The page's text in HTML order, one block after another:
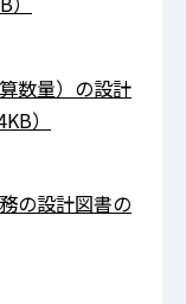
数量）の設計
）
の設計図書の